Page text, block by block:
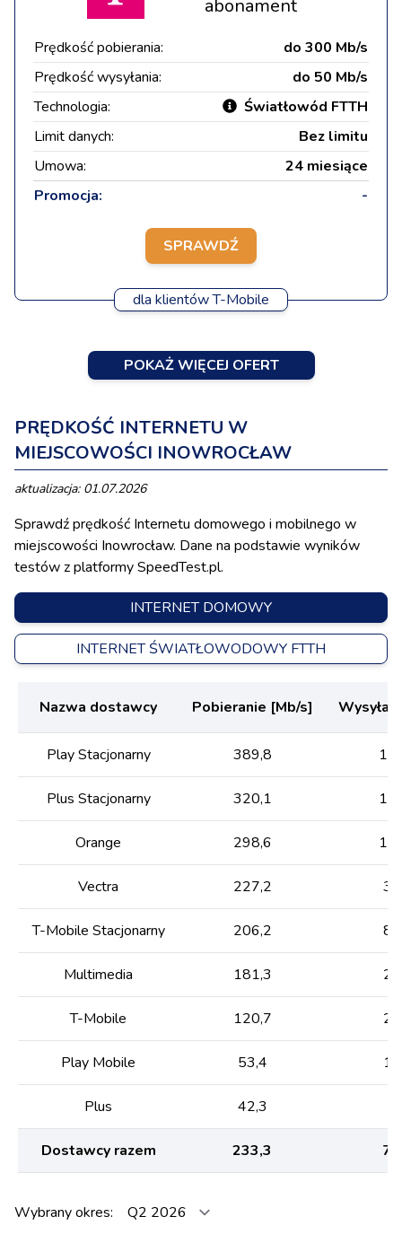
abonament
Prędkość pobierania:
do 300 Mb/s
Prędkość wysyłania:
do 50 Mb/s
Technologia:
Światłowód FTTH
Limit danych:
Bez limitu
Umowa:
24 miesiące
Promocja:
-
SPRAWDŹ
dla klientów T-Mobile
POKAŻ WIĘCEJ OFERT
PRĘDKOŚĆ INTERNETU W
MIEJSCOWOŚCI INOWROCŁAW
aktualizacja: 01.07.2026
Sprawdź prędkość Internetu domowego i mobilnego w
miejscowości Inowrocław. Dane na podstawie wyników
testów z platformy SpeedTest.pl.
INTERNET DOMOWY
INTERNET ŚWIATŁOWODOWY FTTH
Nazwa dostawcy Pobieranie [Mb/s]
Play Stacjonarny 389,8
Plus Stacjonarny 320,1
Orange 298,6
Vectra 227,2
T-Mobile Stacjonarny 206,2
Multimedia 181,3
T-Mobile 120,7
Play Mobile 53,4
Plus 42,3
Dostawcy razem 233,3
Wybrany okres: